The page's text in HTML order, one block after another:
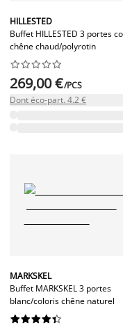
HILLESTED
Buffet HILLESTED 3 portes
chêne chaud/polyrotin






269,00 €/PCS
Dont éco-part. 4.2 €
MARKSKEL
Buffet MARKSKEL 3 portes
blanc/coloris chêne naturel





